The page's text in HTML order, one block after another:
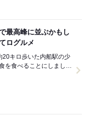
最高峰に並ぶかもし
ログルメ
20キロ歩いた内船駅の少
を食べることにしまし